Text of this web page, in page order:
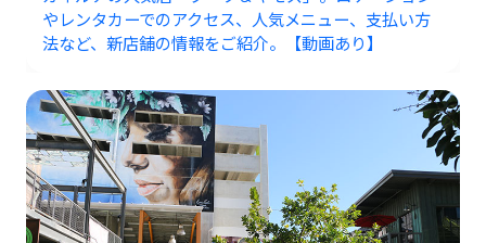
やレンタカーでのアクセス、人気メニュー、支払い方
法など、新店舗の情報をご紹介。【動画あり】